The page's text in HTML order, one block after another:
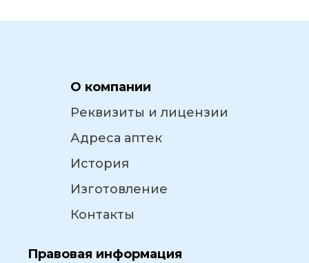
О компании
Реквизиты и лицензии
Адреса аптек
История
Изготовление
Контакты
Правовая информация